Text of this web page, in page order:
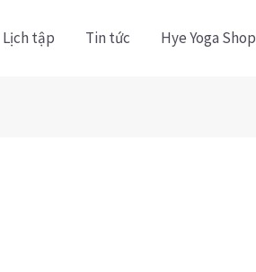
Lịch tập Tin tức Hye Yoga Shop